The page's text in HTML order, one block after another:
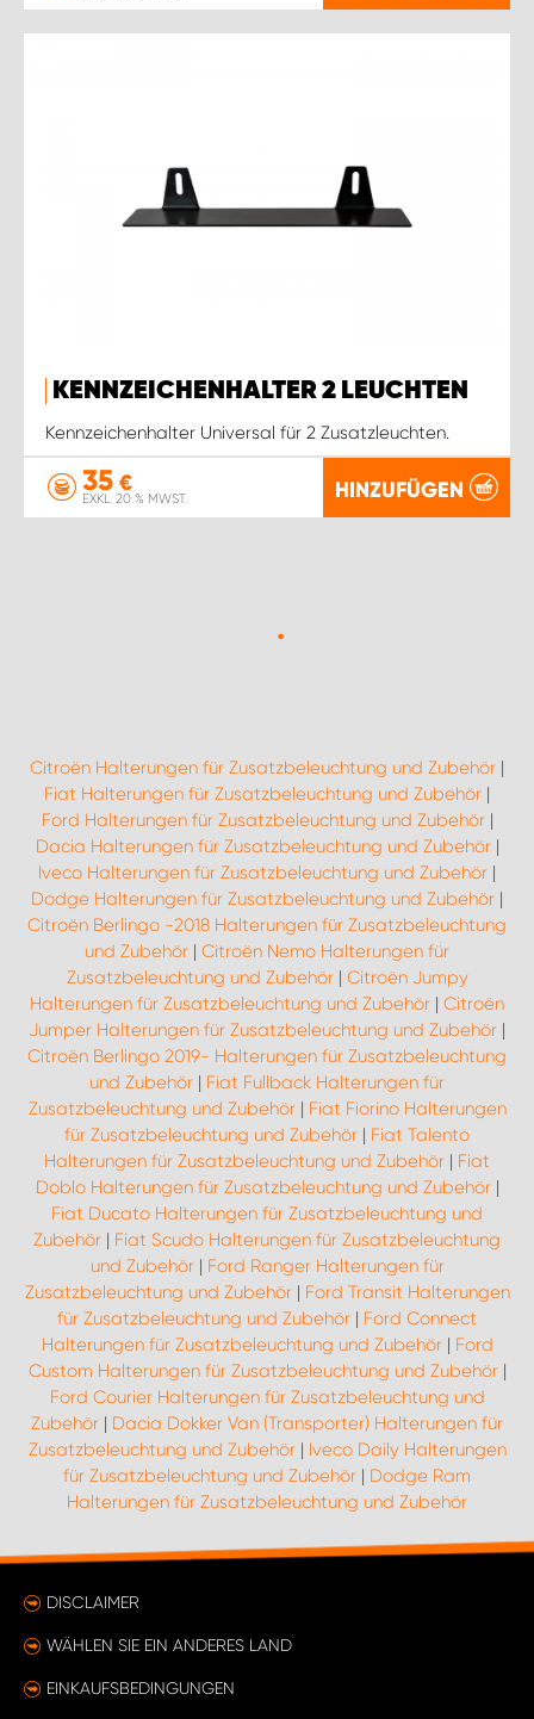
KENNZEICHENHALTER 2 LEUCHTEN
Kennzeichenhalter Universal für 2 Zusatzleuchten.
35 €
EXKL. 20 % MWST. HINZUFÜGEN
Citroën Halterungen für Zusatzbeleuchtung und Zubehör |
Fiat Halterungen für Zusatzbeleuchtung und Zubehör |
Ford Halterungen für Zusatzbeleuchtung und Zubehör|
Dacia Halterungen für Zusatzbeleuchtung und Zubehör|
Iveco Halterungen für Zusatzbeleuchtung und Zubehör |
Dodge Halterungen für Zusatzbeleuchtung und Zubehör |
Citroën Berlingo -2018 Halterungen für Zusatzbeleuchtung
und Zubehör | Citroën Nemo Halterungen für
Zusatzbeleuchtung und Zubehör| Citroën Jumpy
Halterungen für Zusatzbeleuchtung und Zubehör | Citroën
Jumper Halterungen für Zusatzbeleuchtung und Zubehör |
Citroën Berlingo 2019- Halterungen für Zusatzbeleuchtung
und Zubehör | Fiat Fullback Halterungen für
Zusatzbeleuchtung und Zubehör| Fiat Fiorino Halterungen
für Zusatzbeleuchtung und Zubehör | Fiat Talento
Halterungen für Zusatzbeleuchtung und Zubehör | Fiat
Doblo Halterungen für Zusatzbeleuchtung und Zubehör|
Fiat Ducato Halterungen für Zusatzbeleuchtung und
Zubehör | Fiat Scudo Halterungen für Zusatzbeleuchtung
und Zubehör| Ford Ranger Halterungen für
Zusatzbeleuchtung und Zubehör| Ford Transit Halterungen
für Zusatzbeleuchtung und Zubehör | Ford Connect
Halterungen für Zusatzbeleuchtung und Zubehör| Ford
Custom Halterungen für Zusatzbeleuchtung und Zubehör|
Ford Courier Halterungen für Zusatzbeleuchtung und
Zubehör | Dacia Dokker Van (Transporter) Halterungen für
Zusatzbeleuchtung und Zubehör| Iveco Daily Halterungen
für Zusatzbeleuchtung und Zubehör | Dodge Ram
Halterungen für Zusatzbeleuchtung und Zubehör
DISCLAIMER
WÄHLEN SIE EIN ANDERES LAND
EINKAUFSBEDINGUNGEN